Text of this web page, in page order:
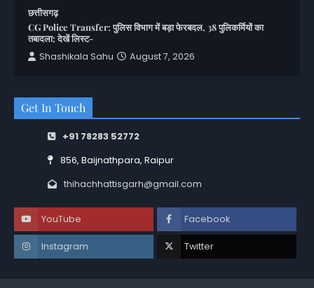
छत्तीसगढ़
CG Police Transfer: पुलिस विभाग में बड़ा फेरबदल, 38 पुलिकर्मियों का
तबादला; देखें लिस्ट-
Shashikala Sahu
August 7, 2026
Get In Touch
+91 78283 52772
856, Baijnathpara, Raipur
thihachhattisgarh@gmail.com
YouTube Facebook
Instagram Twitter